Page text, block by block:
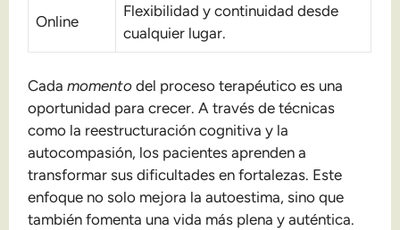
Online
Flexibilidad y continuidad desde
cualquier lugar.
Cadamomento del proceso terapéutico es una
oportunidad para crecer. A través de técnicas
como la reestructuración cognitiva y la
autocompasión, los pacientes aprenden a
transformar sus dificultades en fortalezas. Este
enfoque no solo mejora la autoestima, sino que
también fomenta una vida más plena y auténtica.